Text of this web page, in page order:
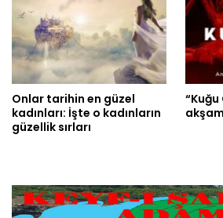
Onlar tarihin en güzel
kadınları: İşte o kadınların
güzellik sırları